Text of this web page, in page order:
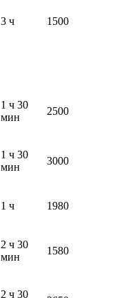
3 ч 1500
1 ч 30
мин
2500
1 ч 30
мин
3000
1 ч 1980
2 ч 30
мин
1580
2 ч 30